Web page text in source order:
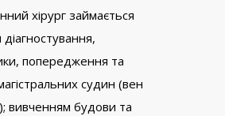
хірург займається
попередження та
судин (вен
вивченням будови та